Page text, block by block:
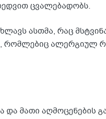
ცვალებადობს.
ასთმა, რაც
რომლებიც ალერგიულ
და მათი აღმოცენების